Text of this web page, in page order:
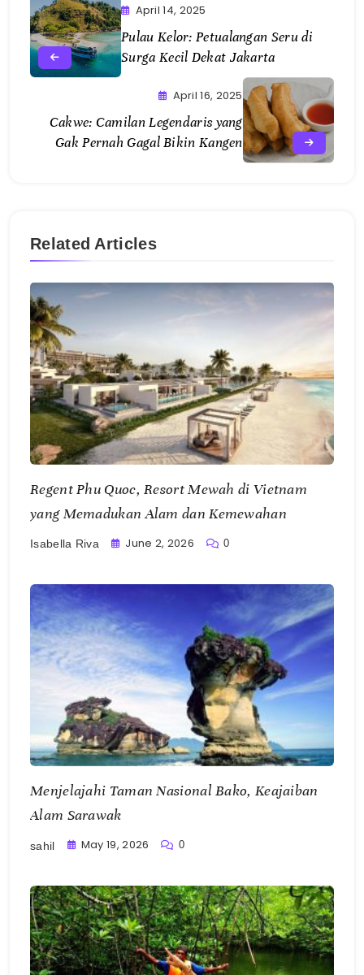
April 14, 2025
Pulau Kelor: Petualangan Seru di
Surga Kecil Dekat Jakarta
April 16, 2025
Cakwe: Camilan Legendaris yang
Gak Pernah Gagal Bikin Kangen
Related Articles
Regent Phu Quoc, Resort Mewah di Vietnam
yang Memadukan Alam dan Kemewahan
Isabella Riva June 2, 2026 0
Menjelajahi Taman Nasional Bako, Keajaiban
Alam Sarawak
sahil May 19, 2026 0